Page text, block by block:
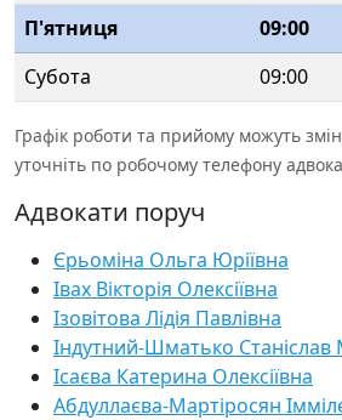
П'ятниця
09:00
Субота
09:00
Графік роботи та прийому можуть
уточніть по робочому телефону
Адвокати поруч
Єрьоміна Ольга Юріївна
Івах Вікторія Олексіївна
Ізовітова Лідія Павлівна
Індутний-Шматько
Ісаєва Катерина Олексіївна
Абдуллаєва-Мартіросян